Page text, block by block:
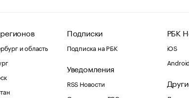
и область
Подписки
Подписка на РБК
Уведомления
RSS Новости
РБК
iOS